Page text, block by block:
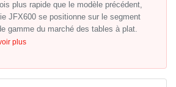
plus rapide que le modèle précédent,
JFX600 se positionne sur le segment
gamme du marché des tables à plat.
plus
soit une vitesse 300% plus rapide